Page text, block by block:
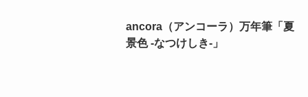
ancora（アンコーラ）万年筆「夏
景色 -なつけしき-」